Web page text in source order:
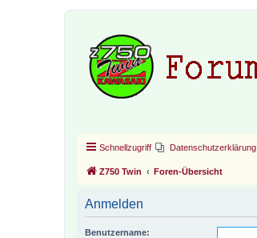
Schnellzugriff Datenschutzerklärung
Z750 Twin Foren-Übersicht
Anmelden
Benutzername: